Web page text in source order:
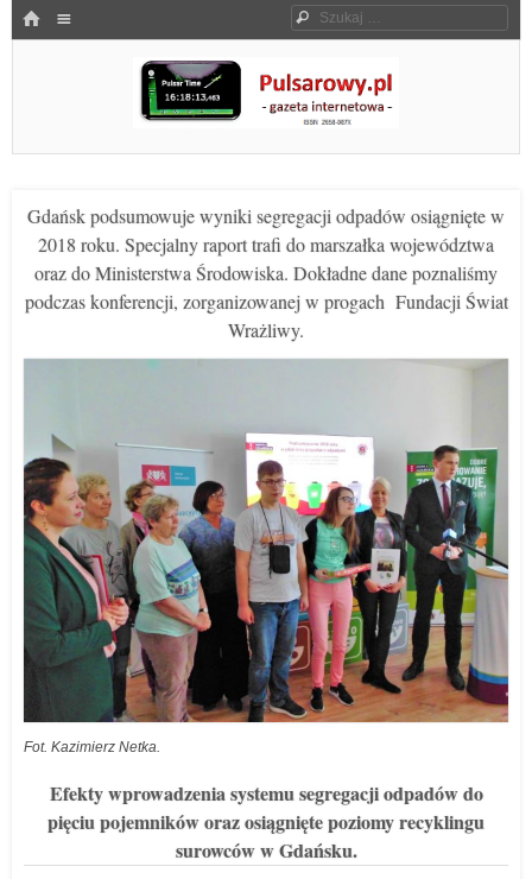
HOME Szukaj
Pulsarowy.pl
Gdańsk podsumowuje wyniki segregacji odpadów osiągnięte w
2018 roku. Specjalny raport trafi do marszałka województwa
oraz do Ministerstwa Środowiska. Dokładne dane poznaliśmy
podczas konferencji, zorganizowanej w progach Fundacji Świat
Wrażliwy.
Fot. Kazimierz Netka.
Efekty wprowadzenia systemu segregacji odpadów do
pięciu pojemników oraz osiągnięte poziomy recyklingu
surowców w Gdańsku.